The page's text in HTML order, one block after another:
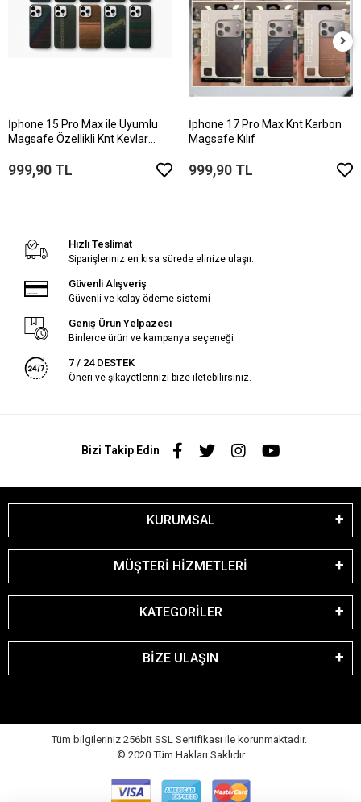
İphone 15 Pro Max ile Uyumlu
Magsafe Özellikli Knt Kevlar
999,90 TL
İphone 17 Pro Max Knt Karbon
Magsafe Kılıf
999,90 TL
Hızlı Teslimat
Siparişleriniz en kısa sürede elinize ulaşır.
Güvenli Alışveriş
Güvenli ve kolay ödeme sistemi
Geniş Ürün Yelpazesi
Binlerce ürün ve kampanya seçeneği
7 / 24 DESTEK
Öneri ve şikayetlerinizi bize iletebilirsiniz.
Bizi Takip Edin
KURUMSAL
MÜŞTERİ HİZMETLERİ
KATEGORİLER
BİZE ULAŞIN
Tüm bilgileriniz 256bit SSL Sertifikası ile korunmaktadır.
© 2020 Tüm Hakları Saklıdır